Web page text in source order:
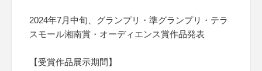
2024年7月中旬、グランプリ・準グランプリ・テラ
スモール湘南賞・オーディエンス賞作品発表
【受賞作品展示期間】